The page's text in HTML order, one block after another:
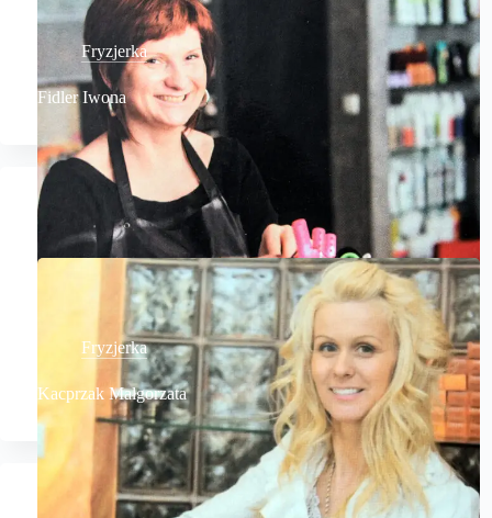
Fryzjerka
Fidler Iwona
Fryzjerka
Kacprzak Małgorzata